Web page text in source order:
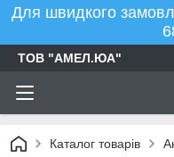
Для швидкого
ТОВ "АМЕЛ.ЮА"
Каталог товарів